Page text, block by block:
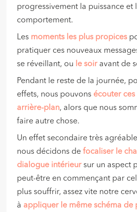
progressivement la puissance et
comportement.
Les moments les plus propices
pratiquer ces nouveaux
se réveillant, ou
le soiravant de
Pendant le reste de la journée,
effets, nous pouvons écouter ces
arrière-plan, alors que nous
faire autre chose.
Un effet secondaire très
nous décidons defocaliser le
dialogue intérieursur un aspect
peut-être en commençant par
plus souffrir, assez vite notre
à appliquer le même schéma de